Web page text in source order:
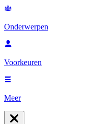
Onderwerpen
Voorkeuren
Meer